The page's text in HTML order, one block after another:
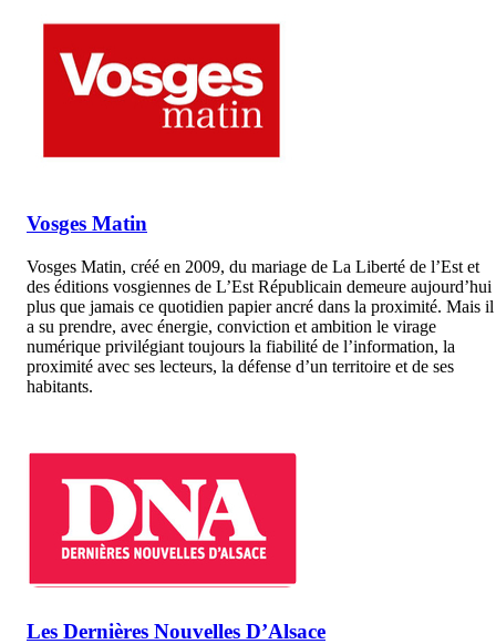
Vosges Matin
Vosges Matin, créé en 2009, du mariage de La Liberté de l’Est et
des éditions vosgiennes de L’Est Républicain demeure aujourd’hui
plus que jamais ce quotidien papier ancré dans la proximité. Mais il
a su prendre, avec énergie, conviction et ambition le virage
numérique privilégiant toujours la fiabilité de l’information, la
proximité avec ses lecteurs, la défense d’un territoire et de ses
habitants.
Les Dernières Nouvelles D’Alsace